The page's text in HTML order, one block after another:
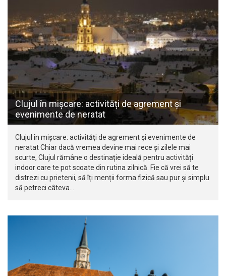
Clujul în mișcare: activități de agrement și
evenimente de neratat
Clujul în mișcare: activități de agrement și evenimente de
neratat Chiar dacă vremea devine mai rece și zilele mai
scurte, Clujul rămâne o destinație ideală pentru activități
indoor care te pot scoate din rutina zilnică. Fie că vrei să te
distrezi cu prietenii, să îți menții forma fizică sau pur și simplu
să petreci câteva…